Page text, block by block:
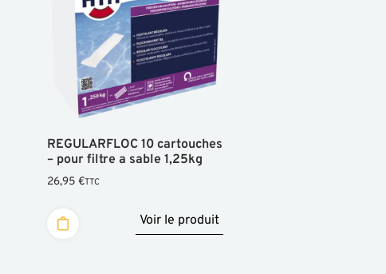
REGULARFLOC 10 cartouches
– pour filtre a sable 1,25kg
26,95 €TTC
Voir le produit